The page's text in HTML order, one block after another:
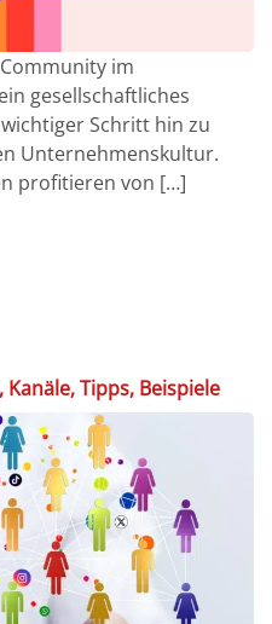
im
gesellschaftliches
Schritt hin zu
Unternehmenskultur.
profitieren von […]
Tipps, Beispiele